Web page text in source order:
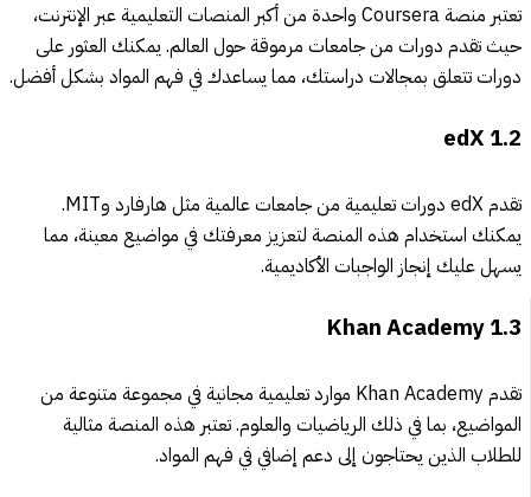
تعتبر منصة Coursera واحدة من أكبر المنصات التعليمية عبر الإنترنت،
حيث تقدم دورات من جامعات مرموقة حول العالم. يمكنك العثور على
دورات تتعلق بمجالات دراستك، مما يساعدك في فهم المواد بشكل أفضل.
1.2
edX
تقدم edX دورات تعليمية من جامعات عالمية مثل هارفارد وMIT.
يمكنك استخدام هذه المنصة لتعزيز معرفتك في مواضيع معينة، مما
يسهل عليك إنجاز الواجبات الأكاديمية.
1.3
Khan Academy
تقدم Khan Academy موارد تعليمية مجانية في مجموعة متنوعة من
المواضيع، بما في ذلك الرياضيات والعلوم. تعتبر هذه المنصة مثالية
للطلاب الذين يحتاجون إلى دعم إضافي في فهم المواد.